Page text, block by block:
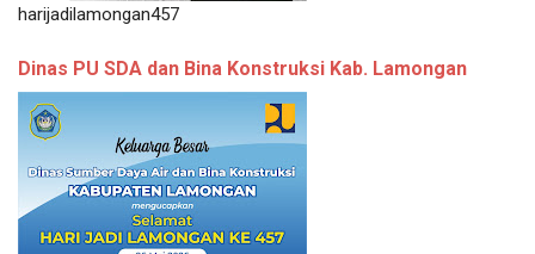
harijadilamongan457
Dinas PU SDA dan Bina Konstruksi Kab. Lamongan